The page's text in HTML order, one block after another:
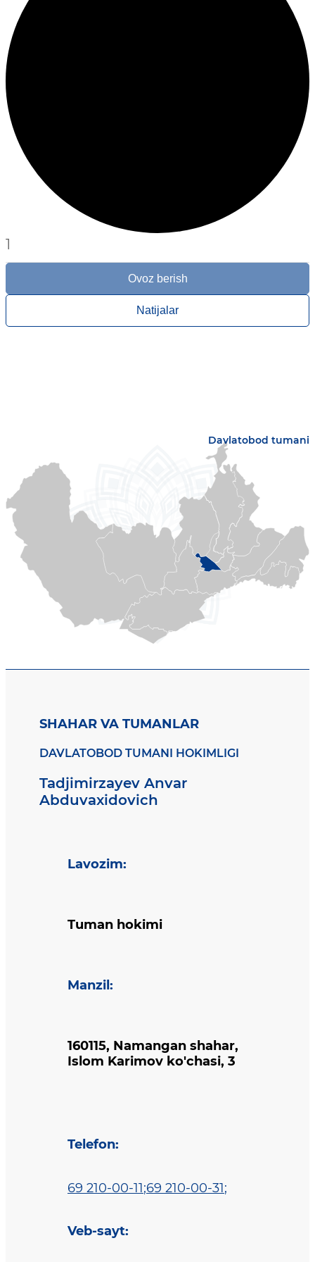
1
Ovoz berish
Natijalar
Davlatobod tumani
SHAHAR VA TUMANLAR
DAVLATOBOD TUMANI HOKIMLIGI
Tadjimirzayev Anvar
Abduvaxidovich
Lavozim:
Tuman hokimi
Manzil :
160115, Namangan shahar,
Islom Karimov ko'chasi, 3
Telefon:
69 210-00-11;69 210-00-31;
Veb-sayt: